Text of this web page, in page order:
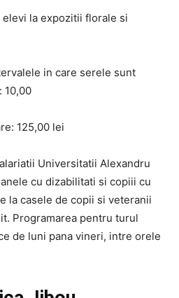
la expozitii florale si
in care serele sunt
10,00
125,00 lei
Universitatii Alexandru
cu dizabilitati si copiii cu
la casele de copii si veteranii
Programarea pentru turul
de luni pana vineri, intre orele